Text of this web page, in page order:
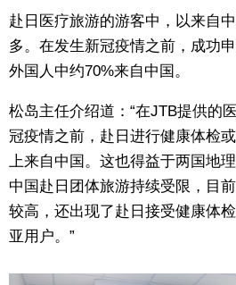
赴日医疗旅游的游客中，以来自
多。在发生新冠疫情之前，成功
外国人中约70%来自中国。
松岛主任介绍道：“在JTB提供的
冠疫情之前，赴日进行健康体检
上来自中国。这也得益于两国地
中国赴日团体旅游持续受限，目
较高，还出现了赴日接受健康体
亚用户。”